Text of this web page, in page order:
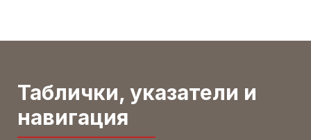
Таблички, указатели и
навигация